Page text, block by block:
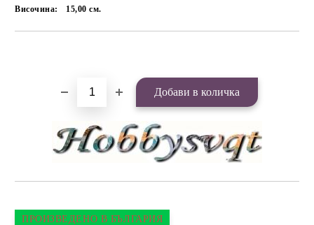
Височина:
15,00см.
ПРОИЗВЕДЕНО В БЪЛГАРИЯ